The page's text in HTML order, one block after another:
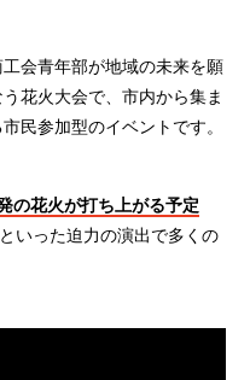
会青年部が地域の未来を願
花火大会で、市内から集ま
民参加型のイベントです。
の花火が打ち上がる予定
といった迫力の演出で多くの